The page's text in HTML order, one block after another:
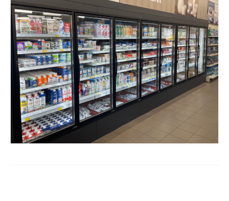
KINKEKAART
PAKUME TÖÖD
HIIUMAA KÖÖK JA PAGAR
MEIE PANUS